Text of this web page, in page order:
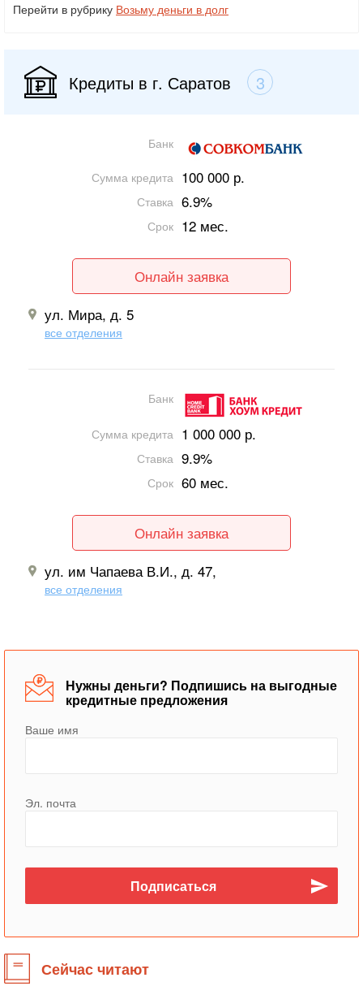
Перейти в рубрику Возьму деньги в долг
Кредиты в г. Саратов 3
Банк
Сумма кредита 100 000 р.
Ставка 6.9%
Срок 12 мес.
Онлайн заявка
ул. Мира, д. 5
все отделения
Банк
Сумма кредита 1 000 000 р.
Ставка 9.9%
Срок 60 мес.
Онлайн заявка
ул. им Чапаева В.И., д. 47,
все отделения
Нужны деньги? Подпишись на выгодные
кредитные предложения
Ваше имя
Эл. почта
Сейчас читают